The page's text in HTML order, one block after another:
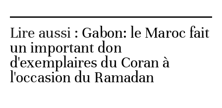
Lire aussi : Gabon: le Maroc fait
un important don
d'exemplaires du Coran à
l'occasion du Ramadan